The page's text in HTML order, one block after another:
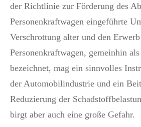
der Richtlinie zur Förderung des
Personenkraftwagen eingeführte
Verschrottung alter und den
Personenkraftwagen, gemeinhin
bezeichnet, mag ein sinnvolles
der Automobilindustrie und ein
Reduzierung der
birgt aber auch eine große Gefahr.